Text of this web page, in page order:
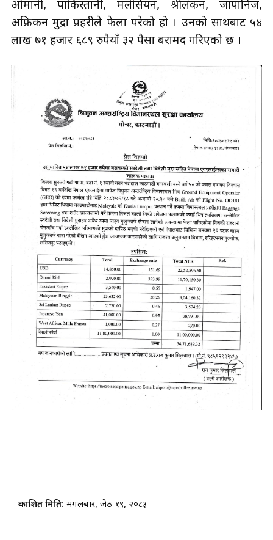
ओमानी, पाकिस्तानी, मलेसियन, श्रीलंकन, जापानिज,
अफ्रिकन मुद्रा प्रहरीले फेला परेको हो । उनको साथबाट ५४
लाख ७१ हजार ६८९ रुपैयाँ ३२ पैसा बरामद गरिएको छ ।
प्रकाशित मिति: मंगलबार, जेठ १९, २०८३